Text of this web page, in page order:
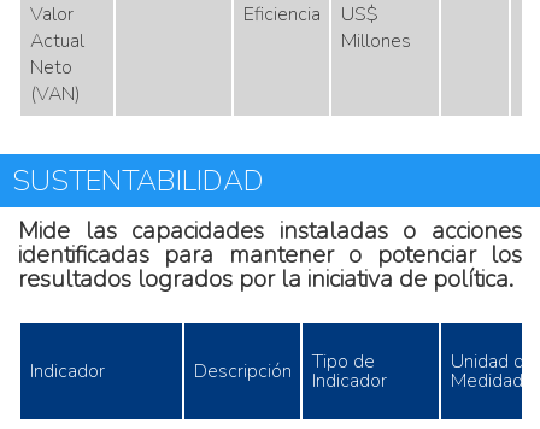
Valor
Actual
Neto
(VAN)
Eficiencia
US$
Millones
SUSTENTABILIDAD
Mide las capacidades instaladas o acciones
identificadas para mantener o potenciar los
resultados logrados por la iniciativa de política.
Indicador Descripción Tipo de
Indicador
Unidad de
Medidad